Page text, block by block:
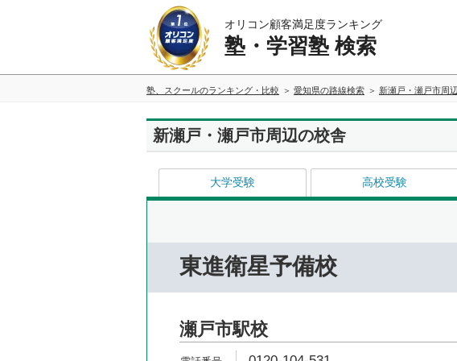
オリコン顧客満足度ランキング
塾・学習塾 検索
塾、スクールのランキング・比較 愛知県の路線検索 新瀬戸・瀬戸市周
新瀬戸・瀬戸市周辺の校舎
大学受験 高校受験
東進衛星予備校
瀬戸市駅校